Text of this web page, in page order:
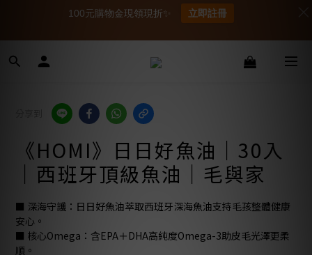
《HOMI》日日好魚油｜30入
｜西班牙頂級魚油｜毛與家
■ 深海守護：日日好魚油萃取西班牙深海魚油支持毛孩整體健康
安心。
■ 核心Omega：含EPA＋DHA高純度Omega-3助皮毛光澤更柔
順。
100元購物金現領現折✨ 立即註冊